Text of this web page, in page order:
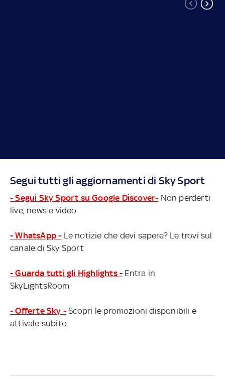
Segui tutti gli aggiornamenti di Sky Sport
- Segui Sky Sport su Google Discover- Non perderti
live, news e video
- WhatsApp - Le notizie che devi sapere? Le trovi sul
canale di Sky Sport
- Guarda tutti gli Highlights - Entra in
SkyLightsRoom
- Offerte Sky - Scopri le promozioni disponibili e
attivale subito